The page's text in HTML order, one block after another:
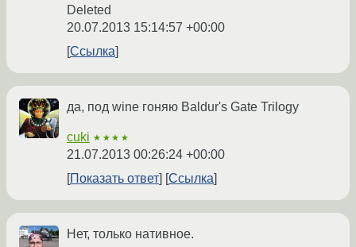
Deleted
20.07.2013 15:14:57 +00:00
Ссылка
да, под wine гоняю Baldur's Gate Trilogy
cuki ★★★★
21.07.2013 00:26:24 +00:00
Показать ответ
Ссылка
Нет, только нативное.